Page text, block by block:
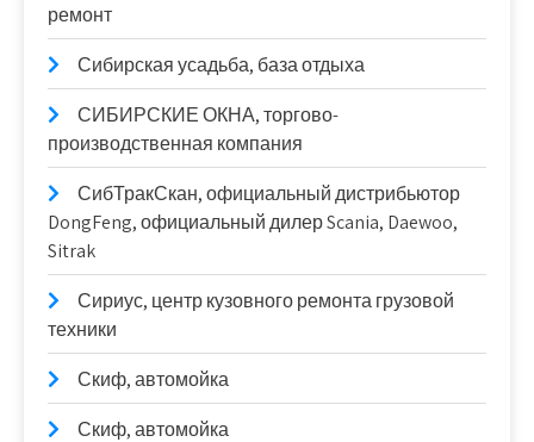
ремонт
Сибирская усадьба, база отдыха
СИБИРСКИЕ ОКНА, торгово-
производственная компания
СибТракСкан, официальный дистрибьютор
DongFeng, официальный дилер Scania, Daewoo,
Sitrak
Сириус, центр кузовного ремонта грузовой
техники
Скиф, автомойка
Скиф, автомойка